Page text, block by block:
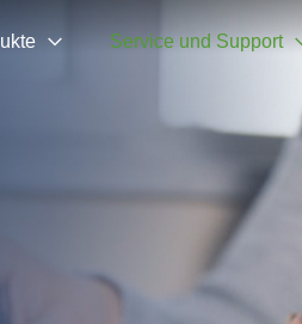
Service und Support